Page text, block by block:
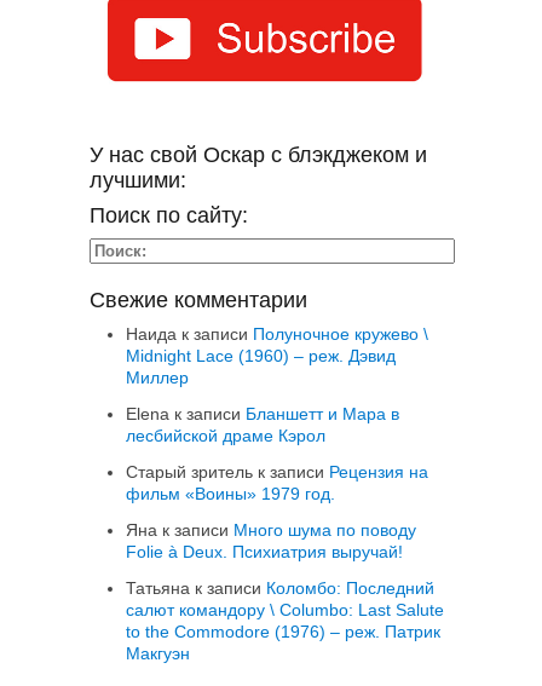
У нас свой Оскар с блэкджеком и
лучшими:
Поиск по сайту:
Свежие комментарии
Наида к записи Полуночное кружево \
Midnight Lace (1960) – реж. Дэвид
Миллер
Elena к записи Бланшетт и Мара в
лесбийской драме Кэрол
Старый зритель к записи Рецензия на
фильм «Воины» 1979 год.
Яна к записи Много шума по поводу
Folie à Deux. Психиатрия выручай!
Татьяна к записи Коломбо: Последний
салют командору \ Columbo: Last Salute
to the Commodore (1976) – реж. Патрик
Макгуэн